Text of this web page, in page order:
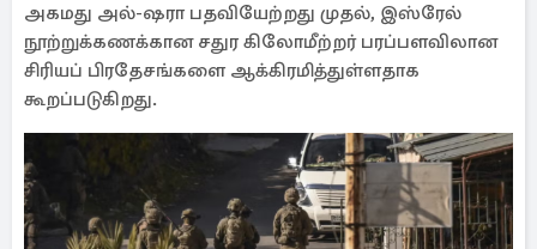
அகமது அல்-ஷரா பதவியேற்றது முதல், இஸ்ரேல்
நூற்றுக்கணக்கான சதுர கிலோமீற்றர் பரப்பளவிலான
சிரியப் பிரதேசங்களை ஆக்கிரமித்துள்ளதாக
கூறப்படுகிறது.